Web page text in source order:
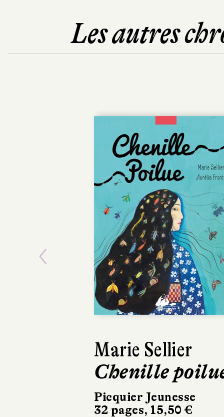
Les autres
Marie Sellier
Chenille
Picquier Jeunesse
32 pages, 15,50 €
Isabelle
Myla et
bateau
Previous